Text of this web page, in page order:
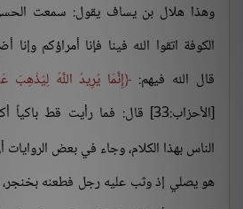
وهذا هلال بن يساف يقول: سمعت
الكوفة اتقوا الله فينا فإنا أمراؤكم
قال الله فيهم:
إِنَّمَا يُرِيدُ اللَّهُ
[الأحزاب:33] قال: فما رأيت قط
الناس بهذا الكلام، وجاء في بعض
هو يصلي إذ وثب عليه رجل فطعنه بخنجر،